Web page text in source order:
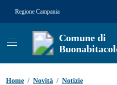
Regione Campania
Comune di
Home / Novità / Notizie